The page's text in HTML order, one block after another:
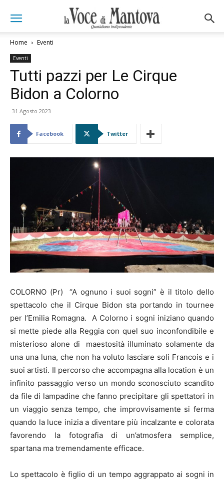
Home Eventi
Eventi
Tutti pazzi per Le Cirque
Bidon a Colorno
31 Agosto 2023
Facebook Twitter
COLORNO (Pr) “A ognuno i suoi sogni” è il titolo dello
spettacolo che il Cirque Bidon sta portando in tournee
per l’Emilia Romagna. A Colorno i sogni iniziano quando
si mette piede alla Reggia con quel suo inconfondibile e
misterioso alone di maestosità illuminato solamente da
una una luna, che non ha voluto lasciare soli Francois e i
suoi artisti. Il percorso che accompagna alla location è un
infinito passaggio verso un mondo sconosciuto scandito
da file di lampadine che fanno precipitare gli spettatori in
un viaggio senza tempo, che improvvisamente si ferma
quando la luce inizia a diventare più incalzante e colorata
favorendo la fotografia di un’atmosfera semplice,
spartana ma tremendamente efficace.
Lo spettacolo è figlio di un tempo aggrappato ai sogni in